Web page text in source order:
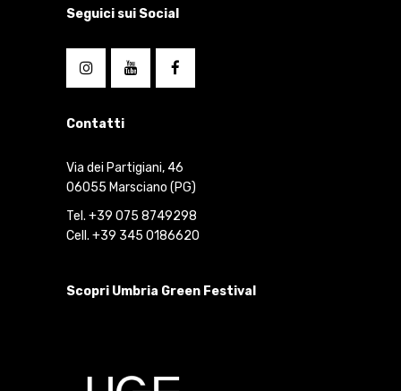
Seguici sui Social
Contatti
Via dei Partigiani, 46
06055 Marsciano (PG)
Tel. +39 075 8749298
Cell. +39 345 0186620
Scopri Umbria Green Festival